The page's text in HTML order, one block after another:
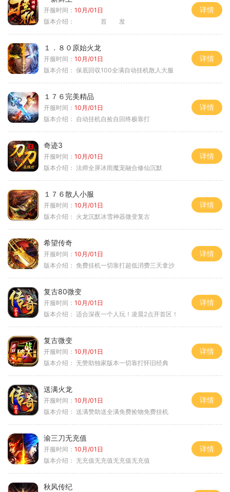
开服时间： 10月/01日
版本介绍：
首 发
详情
１．８０原始火龙
开服时间： 10月/01日
版本介绍： 保底回収100全满自动挂机散人大服
详情
１７６完美精品
开服时间： 10月/01日
版本介绍： 自动挂机自捡自回终极靠打
详情
奇迹3
开服时间： 10月/01日
版本介绍： 法师全屏冰雨魔宠融合修仙沉默
详情
１７６散人小服
开服时间： 10月/01日
版本介绍： 火龙沉默冰雪神器微变复古
详情
希望传奇
开服时间： 10月/01日
版本介绍： 免费挂机一切靠打超低消费三天拿沙
详情
复古80微变
开服时间： 10月/01日
版本介绍： 适合深夜一个人玩！凌晨2点开首区！
详情
复古微变
开服时间： 10月/01日
版本介绍： 无赞助独家版本一切靠打怀旧经典
详情
送满火龙
开服时间： 10月/01日
版本介绍： 送满赞助送全满免费捡物免费挂机
详情
渝三刀无充值
开服时间： 10月/01日
版本介绍： 无充值无充值无充值无充值
详情
秋风传纪